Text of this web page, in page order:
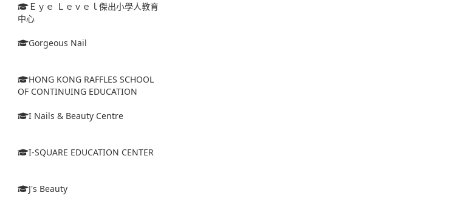
Ｅｙｅ Ｌｅｖｅｌ傑出小學人教育
中心
Gorgeous Nail
HONG KONG RAFFLES SCHOOL
OF CONTINUING EDUCATION
I Nails & Beauty Centre
I-SQUARE EDUCATION CENTER
J's Beauty